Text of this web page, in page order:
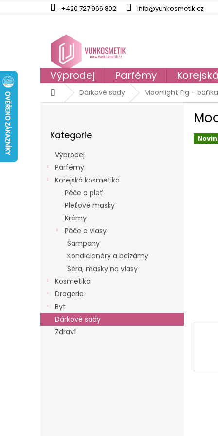
na
+420 727 966 802 info@vunkosmetik.cz
Výprodej Parfémy
DomůDárkové sady Moonlight Fig -
kategorie
Kategorie
Výprodej
Parfémy
Korejská kosmetika
Péče o pleť
Pleťové masky
Krémy
Péče o vlasy
Šampony
Kondicionéry a balzámy
Séra, masky na vlasy
Kosmetika
Drogerie
Byt
Dárkové sady
Zdraví